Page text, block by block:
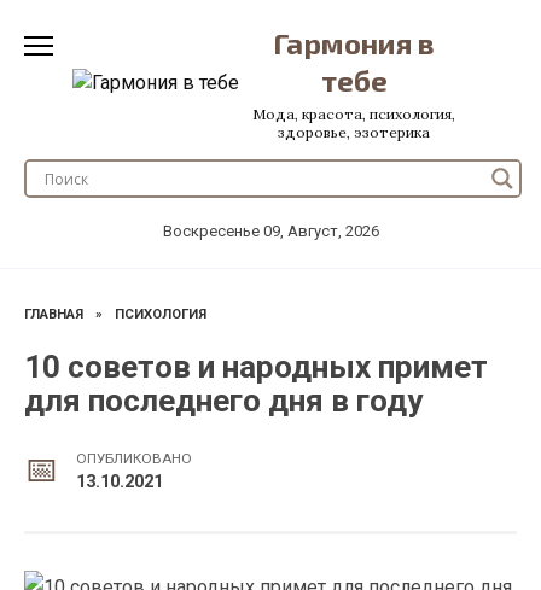
содержанию
Гармония в
тебе
Мода, красота, психология,
здоровье, эзотерика
Воскресенье 09, Август, 2026
ГЛАВНАЯ » ПСИХОЛОГИЯ
10 советов и народных примет
для последнего дня в году
ОПУБЛИКОВАНО
13.10.2021